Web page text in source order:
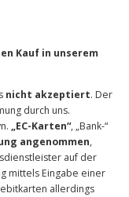
Kauf in unserem
nicht akzeptiert. Der
durch uns.
„EC-Karten“, „Bank-“
angenommen,
auf der
mittels Eingabe einer
allerdings